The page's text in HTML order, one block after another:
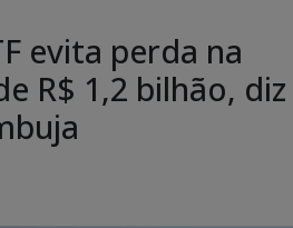
evita perda na
R$ 1,2 bilhão, diz